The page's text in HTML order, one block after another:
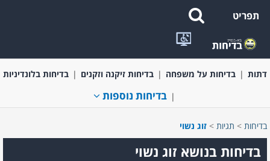
תפריט
בדיחות קצרות ומשפטים מצחיקים
דתות
בדיחות על משפחה בדיחות זיקנה וזקנים בדיחות בלונדיניות
בדיחות נוספות
בדיחות > תגיות > זוג נשוי
בדיחות בנושא זוג נשוי